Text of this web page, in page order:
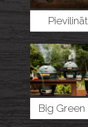
Big Green